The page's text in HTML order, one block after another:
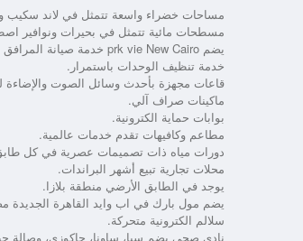
مساحات خضراء واسعة تتمثل في لاند سكيب
مسطحات مائية تتمثل في بحيرات ونوافير
يضم prk vie New Cairo خدمة صيانة المرافق دوريًا.
خدمة تنظيف الوحدات باستمرار.
قاعات مجهزة بأحدث وسائل الصوت والإضاءة
ماكينات صراف آلي.
بوابات حماية الكترونية.
مطاعم وكافيهات تقدم خدمات عالمية.
دورات مياه ذات تصميمات عصرية في كل
محلات تجارية تبيع أشهر البراندات.
يوجد في الطابق الأرضي منطقة بلازا.
يضم مول بارك في اب وايد القاهرة الجديدة
سلالم الكترونية متحركة.
نادي صحي يضم سبا، ساونا، جاكوزي، وصالة